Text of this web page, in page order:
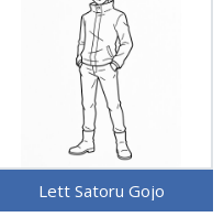
Lett Satoru Gojo